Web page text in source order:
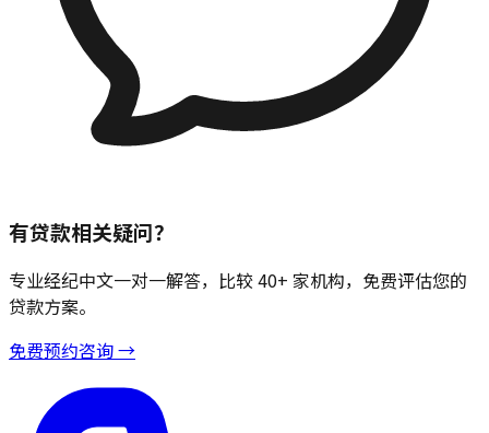
有贷款相关疑问？
专业经纪中文一对一解答，比较 40+ 家机构，免费评估您的
贷款方案。
免费预约咨询 →